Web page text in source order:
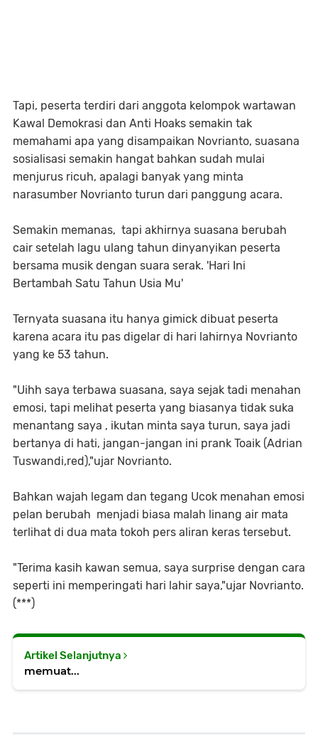
Tapi, peserta terdiri dari anggota kelompok wartawan
Kawal Demokrasi dan Anti Hoaks semakin tak
memahami apa yang disampaikan Novrianto, suasana
sosialisasi semakin hangat bahkan sudah mulai
menjurus ricuh, apalagi banyak yang minta
narasumber Novrianto turun dari panggung acara.
Semakin memanas, tapi akhirnya suasana berubah
cair setelah lagu ulang tahun dinyanyikan peserta
bersama musik dengan suara serak. 'Hari Ini
Bertambah Satu Tahun Usia Mu'
Ternyata suasana itu hanya gimick dibuat peserta
karena acara itu pas digelar di hari lahirnya Novrianto
yang ke 53 tahun.
"Uihh saya terbawa suasana, saya sejak tadi menahan
emosi, tapi melihat peserta yang biasanya tidak suka
menantang saya , ikutan minta saya turun, saya jadi
bertanya di hati, jangan-jangan ini prank Toaik (Adrian
Tuswandi,red),"ujar Novrianto.
Bahkan wajah legam dan tegang Ucok menahan emosi
pelan berubah menjadi biasa malah linang air mata
terlihat di dua mata tokoh pers aliran keras tersebut.
"Terima kasih kawan semua, saya surprise dengan cara
seperti ini memperingati hari lahir saya,"ujar Novrianto.
(***)
Artikel Selanjutnya
memuat...